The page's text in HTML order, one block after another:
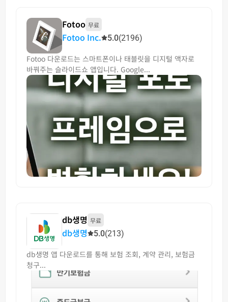
Fotoo 무료
Fotoo Inc. 5.0(2196)
Fotoo 다운로드는 스마트폰이나 태블릿을 디지털 액자로
바꿔주는 슬라이드쇼 앱입니다. Google...
db생명 무료
db생명 5.0(213)
db생명 앱 다운로드를 통해 보험 조회, 계약 관리, 보험금
청구...